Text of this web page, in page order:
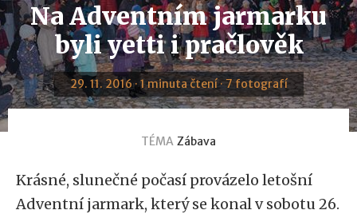
Na Adventním jarmarku
byli yetti i pračlověk
29. 11. 2016 · 1 minuta čtení · 7 fotografí
TÉMA Zábava
Krásné, slunečné počasí provázelo letošní
Adventní jarmark, který se konal v sobotu 26.